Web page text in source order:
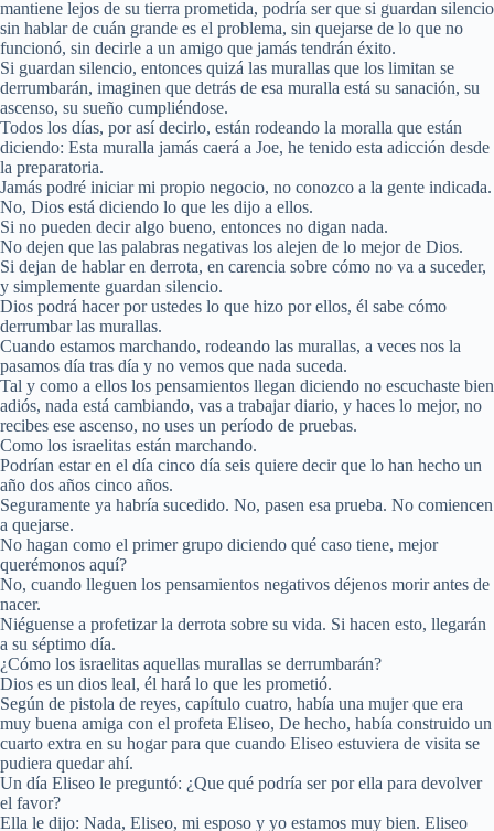
mantiene lejos de su tierra prometida, podría ser que si guardan silencio
sin hablar de cuán grande es el problema, sin quejarse de lo que no
funcionó, sin decirle a un amigo que jamás tendrán éxito.
Si guardan silencio, entonces quizá las murallas que los limitan se
derrumbarán, imaginen que detrás de esa muralla está su sanación, su
ascenso, su sueño cumpliéndose.
Todos los días, por así decirlo, están rodeando la moralla que están
diciendo: Esta muralla jamás caerá a Joe, he tenido esta adicción desde
la preparatoria.
Jamás podré iniciar mi propio negocio, no conozco a la gente indicada.
No, Dios está diciendo lo que les dijo a ellos.
Si no pueden decir algo bueno, entonces no digan nada.
No dejen que las palabras negativas los alejen de lo mejor de Dios.
Si dejan de hablar en derrota, en carencia sobre cómo no va a suceder,
y simplemente guardan silencio.
Dios podrá hacer por ustedes lo que hizo por ellos, él sabe cómo
derrumbar las murallas.
Cuando estamos marchando, rodeando las murallas, a veces nos la
pasamos día tras día y no vemos que nada suceda.
Tal y como a ellos los pensamientos llegan diciendo no escuchaste bien
adiós, nada está cambiando, vas a trabajar diario, y haces lo mejor, no
recibes ese ascenso, no uses un período de pruebas.
Como los israelitas están marchando.
Podrían estar en el día cinco día seis quiere decir que lo han hecho un
año dos años cinco años.
Seguramente ya habría sucedido. No, pasen esa prueba. No comiencen
a quejarse.
No hagan como el primer grupo diciendo qué caso tiene, mejor
querémonos aquí?
No, cuando lleguen los pensamientos negativos déjenos morir antes de
nacer.
Niéguense a profetizar la derrota sobre su vida. Si hacen esto, llegarán
a su séptimo día.
¿Cómo los israelitas aquellas murallas se derrumbarán?
Dios es un dios leal, él hará lo que les prometió.
Según de pistola de reyes, capítulo cuatro, había una mujer que era
muy buena amiga con el profeta Eliseo, De hecho, había construido un
cuarto extra en su hogar para que cuando Eliseo estuviera de visita se
pudiera quedar ahí.
Un día Eliseo le preguntó: ¿Que qué podría ser por ella para devolver
el favor?
Ella le dijo: Nada, Eliseo, mi esposo y yo estamos muy bien. Eliseo